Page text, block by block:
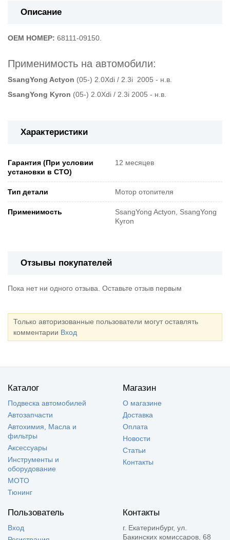
Описание
OEM НОМЕР: 68111-09150.
Применимость на автомобили:
SsangYong Actyon (05-) 2.0Xdi / 2.3i 2005 - н.в.
SsangYong Kyron (05-) 2.0Xdi / 2.3i 2005 - н.в.
Характеристики
Гарантия (При условии
установки в СТО)
12 месяцев
Тип детали Мотор отопителя
Применимость
SsangYong Actyon, SsangYong
Kyron
Отзывы покупателей
Пока нет ни одного отзыва. Оставьте отзыв первым
Только авторизованные пользователи могут оставлять
комментарии Вход
Каталог
Подвеска автомобилей
Автозапчасти
Автохимия, Масла и
фильтры
Аксессуары
Инструменты и
оборудование
МОТО
Тюнинг
Магазин
О магазине
Доставка
Оплата
Новости
Статьи
Контакты
Пользователь
Вход
Контакты
г. Екатеринбург, ул.
Бакинских комиссаров, 68